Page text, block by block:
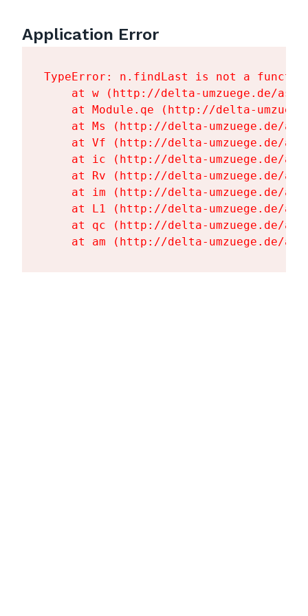
Application Error
TypeError: n.findLast is not a
at w (http://delta-umzuege.de/
at Module.qe (http://delta-
at Ms (http://delta-umzuege.de/
at Vf (http://delta-umzuege.de/
at ic (http://delta-umzuege.de/
at Rv (http://delta-umzuege.de/
at im (http://delta-umzuege.de/
at L1 (http://delta-umzuege.de/
at qc (http://delta-umzuege.de/
at am (http://delta-umzuege.de/